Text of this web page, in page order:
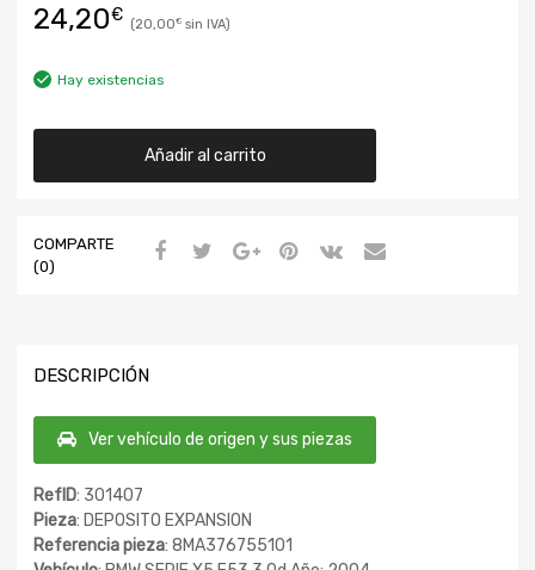
24,20€ 20,00€
Hay existencias
Añadir al carrito
COMPARTE
(0)
DESCRIPCIÓN
Ver vehículo de origen y sus piezas
RefID: 301407
Pieza: DEPOSITO EXPANSION
Referencia pieza: 8MA376755101